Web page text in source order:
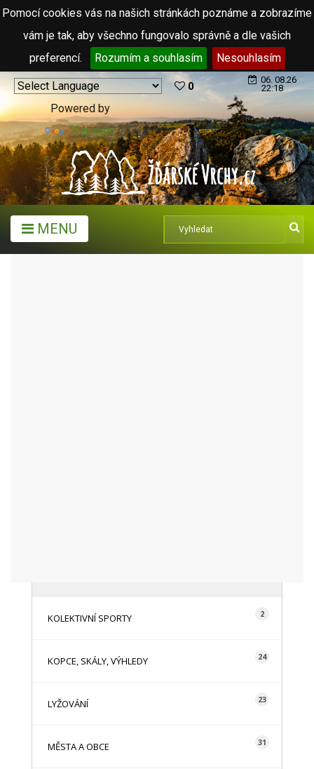
Pomocí cookies vás na našich stránkách poznáme a zobrazíme
vám je tak, aby všechno fungovalo správně a dle vašich
preferencí.
Rozumím a souhlasím Nesouhlasím
Powered by
Translate
0
06. 08.26
22:18
MENU
KOLEKTIVNÍ SPORTY 2
KOPCE, SKÁLY, VÝHLEDY 24
LYŽOVÁNÍ 23
MĚSTA A OBCE 31